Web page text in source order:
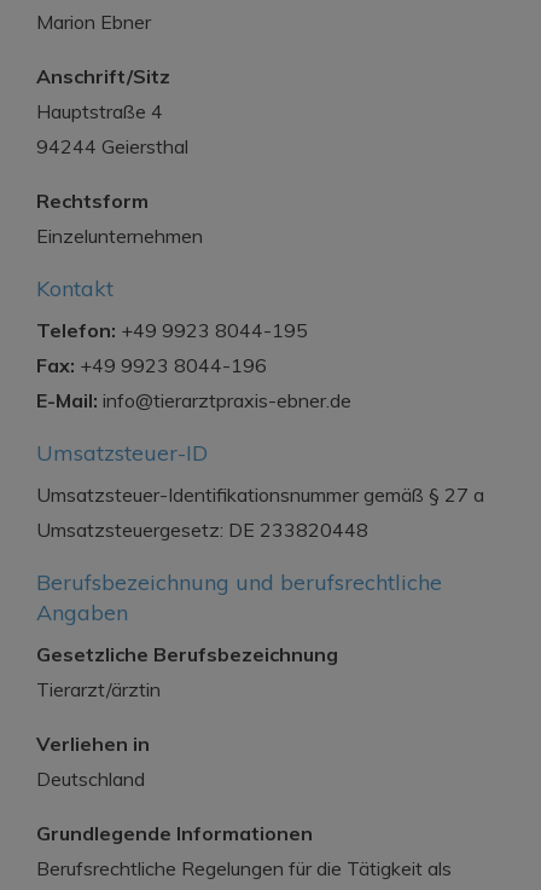
Marion Ebner
Anschrift/Sitz
Hauptstraße 4
94244 Geiersthal
Rechtsform
Einzelunternehmen
Kontakt
Telefon: +49 9923 8044-195
Fax: +49 9923 8044-196
E-Mail: info@tierarztpraxis-ebner.de
Umsatzsteuer-ID
Umsatzsteuer-Identifikationsnummer gemäß § 27 a
Umsatzsteuergesetz: DE 233820448
Berufsbezeichnung und berufsrechtliche
Angaben
Gesetzliche Berufsbezeichnung
Tierarzt/ärztin
Verliehen in
Deutschland
Grundlegende Informationen
Berufsrechtliche Regelungen für die Tätigkeit als